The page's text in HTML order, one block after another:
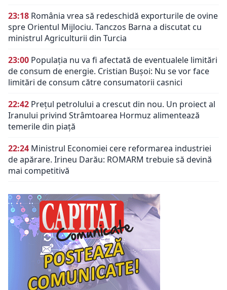
23:18 România vrea să redeschidă exporturile de ovine
spre Orientul Mijlociu. Tanczos Barna a discutat cu
ministrul Agriculturii din Turcia
23:00 Populația nu va fi afectată de eventualele limitări
de consum de energie. Cristian Bușoi: Nu se vor face
limitări de consum către consumatorii casnici
22:42 Prețul petrolului a crescut din nou. Un proiect al
Iranului privind Strâmtoarea Hormuz alimentează
temerile din piață
22:24 Ministrul Economiei cere reformarea industriei
de apărare. Irineu Darău: ROMARM trebuie să devină
mai competitivă